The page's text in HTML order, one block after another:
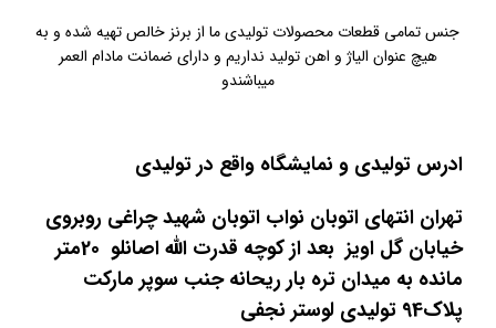
جنس تمامی قطعات محصولات تولیدی ما از برنز خالص تهیه شده و به
هیچ عنوان الیاژ و اهن تولید نداریم و دارای ضمانت مادام العمر
میباشندو
ادرس تولیدی و نمایشگاه واقع در تولیدی
تهران انتهای اتوبان نواب اتوبان شهید چراغی روبروی
خیابان گل اویز بعد از کوچه قدرت الله اصانلو 20متر
مانده به میدان تره بار ریحانه جنب سوپر مارکت
پلاک94 تولیدی لوستر نجفی